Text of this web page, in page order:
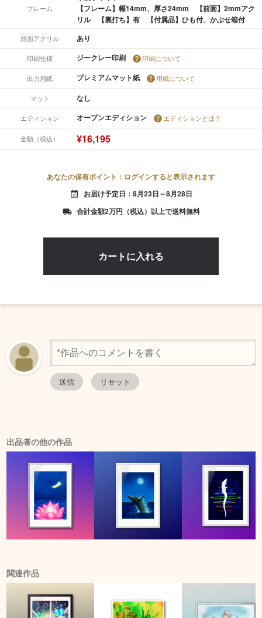
フレーム
【フレーム】幅14mm、厚さ24mm 【前面】2mmアク
リル 【裏打ち】有 【付属品】ひも付、かぶせ箱付
前面アクリル あり
印刷仕様 ジークレー印刷 印刷について
出力用紙 プレミアムマット紙 用紙について
マット なし
エディション オープンエディション エディションとは？
金額（税込） ¥16,195
あなたの保有ポイント：ログインすると表示されます
event_available お届け予定日：8月23日～8月28日
local_shipping 合計金額2万円（税込）以上で送料無料
出品者の他の作品
関連作品